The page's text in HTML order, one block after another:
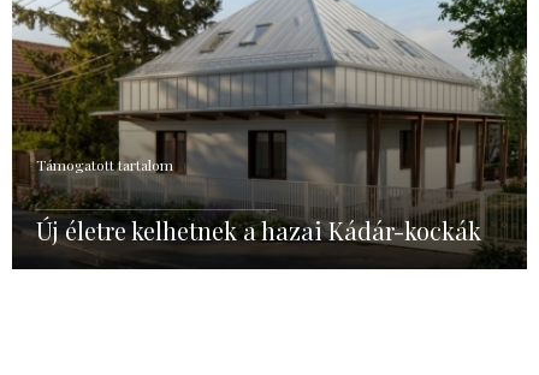
Támogatott tartalom
Új életre kelhetnek a hazai Kádár-kockák